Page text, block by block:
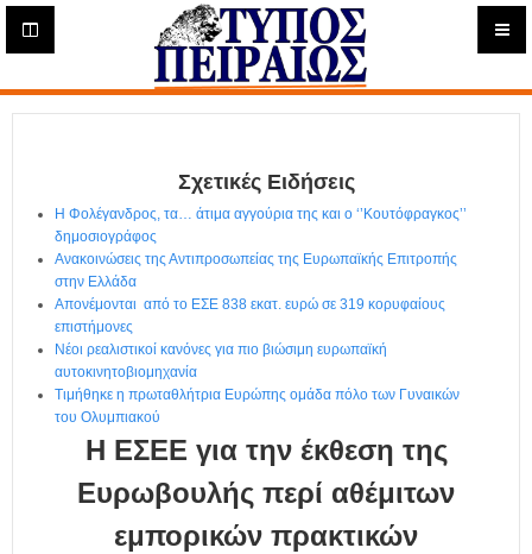
Η
ε
ρ
Σχετικές Ειδήσεις
Η Φολέγανδρος, τα… άτιμα αγγούρια της και ο ‘’Κουτόφραγκος’’
δημοσιογράφος
Ανακοινώσεις της Αντιπροσωπείας της Ευρωπαϊκής Επιτροπής
στην Ελλάδα
Απονέμονται από το ΕΣΕ 838 εκατ. ευρώ σε 319 κορυφαίους
επιστήμονες
Νέοι ρεαλιστικοί κανόνες για πιο βιώσιμη ευρωπαϊκή
αυτοκινητοβιομηχανία
Τιμήθηκε η πρωταθλήτρια Ευρώπης ομάδα πόλο των Γυναικών
του Ολυμπιακού
Η ΕΣΕΕ για την έκθεση της
Ευρωβουλής περί αθέμιτων
εμπορικών πρακτικών